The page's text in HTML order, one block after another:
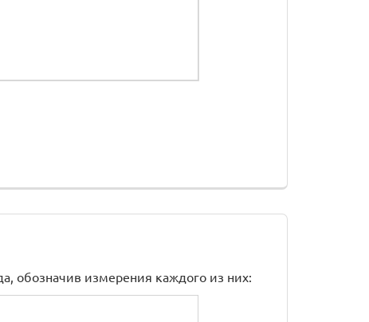
обозначив измерения каждого из них: